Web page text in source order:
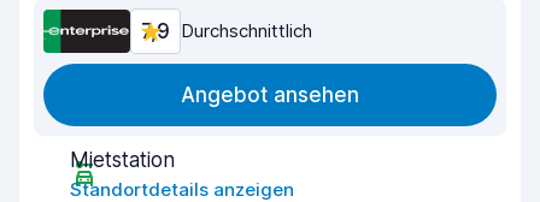
7,9 Durchschnittlich
Angebot ansehen
Mietstation
Standortdetails anzeigen